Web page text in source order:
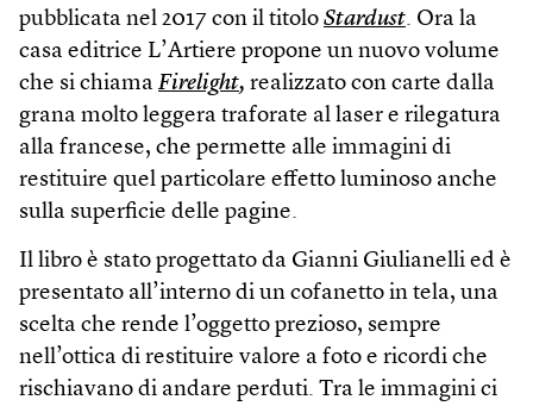
pubblicata nel 2017 con il titolo Stardust. Ora la
casa editrice L’Artiere propone un nuovo volume
che si chiama Firelight, realizzato con carte dalla
grana molto leggera traforate al laser e rilegatura
alla francese, che permette alle immagini di
restituire quel particolare effetto luminoso anche
sulla superficie delle pagine.
Il libro è stato progettato da Gianni Giulianelli ed è
presentato all’interno di un cofanetto in tela, una
scelta che rende l’oggetto prezioso, sempre
nell’ottica di restituire valore a foto e ricordi che
rischiavano di andare perduti. Tra le immagini ci